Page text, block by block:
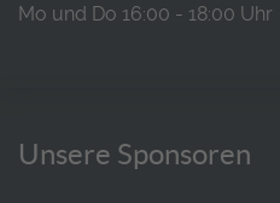
Mo und Do 16:00 - 18:00 Uhr
Unsere Sponsoren